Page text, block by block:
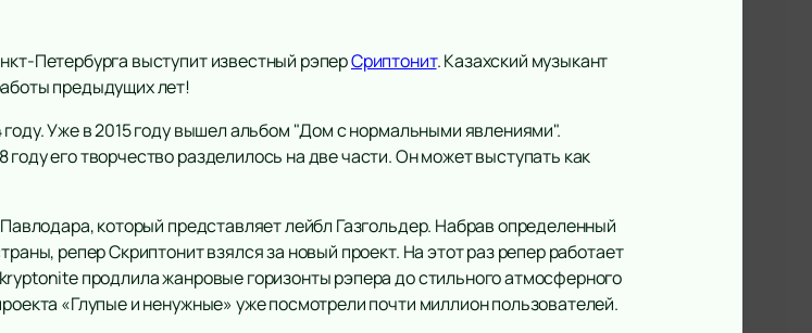
Петербурга выступит известный рэперСриптонит. Казахский музыкант
предыдущих лет!
Уже в 2015 году вышел альбом "Дом с нормальными явлениями".
его творчество разделилось на две части. Он может выступать как
который представляет лейбл Газгольдер. Набрав определенный
репер Скриптонит взялся за новый проект. На этот раз репер работает
продлила жанровые горизонты рэпера до стильного атмосферного
«Глупые и ненужные» уже посмотрели почти миллион пользователей.